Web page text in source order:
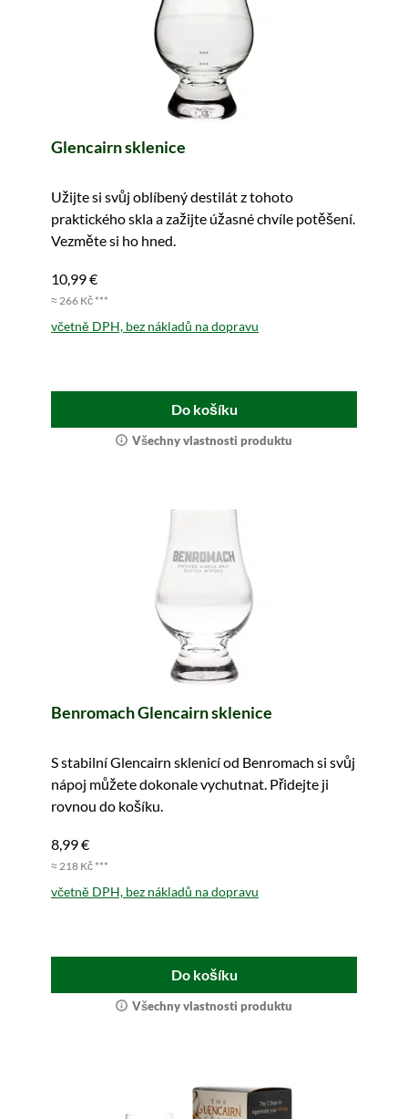
Glencairn sklenice
Užijte si svůj oblíbený destilát z tohoto
praktického skla a zažijte úžasné chvíle potěšení.
Vezměte si ho hned.
10,99 €
≈ 266 Kč ***
včetně DPH, bez nákladů na dopravu
Do košíku
Všechny vlastnosti produktu
Benromach Glencairn sklenice
S stabilní Glencairn sklenicí od Benromach si svůj
nápoj můžete dokonale vychutnat. Přidejte ji
rovnou do košíku.
8,99 €
≈ 218 Kč ***
včetně DPH, bez nákladů na dopravu
Do košíku
Všechny vlastnosti produktu